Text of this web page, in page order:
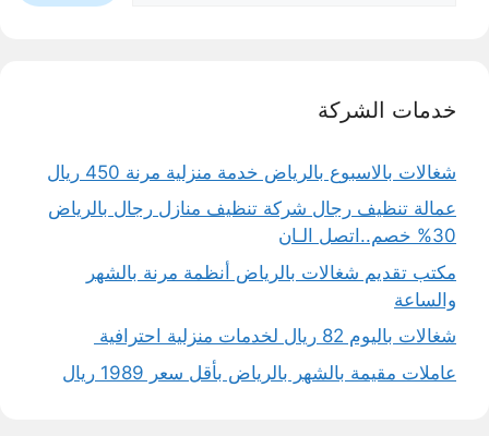
خدمات الشركة
شغالات بالاسبوع بالرياض خدمة منزلية مرنة 450 ريال
عمالة تنظيف رجال شركة تنظيف منازل رجال بالرياض
30% خصم..اتصل الـان
مكتب تقديم شغالات بالرياض أنظمة مرنة بالشهر
والساعة
شغالات باليوم 82 ريال لخدمات منزلية احترافية
عاملات مقيمة بالشهر بالرياض بأقل سعر 1989 ريال